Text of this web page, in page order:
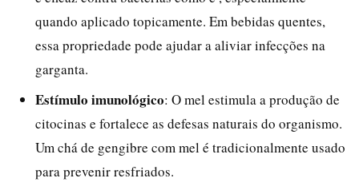
quando aplicado topicamente. Em bebidas quentes,
essa propriedade pode ajudar a aliviar infecções na
garganta.
Estímulo imunológico: O mel estimula a produção de
citocinas e fortalece as defesas naturais do organismo.
Um chá de gengibre com mel é tradicionalmente usado
para prevenir resfriados.